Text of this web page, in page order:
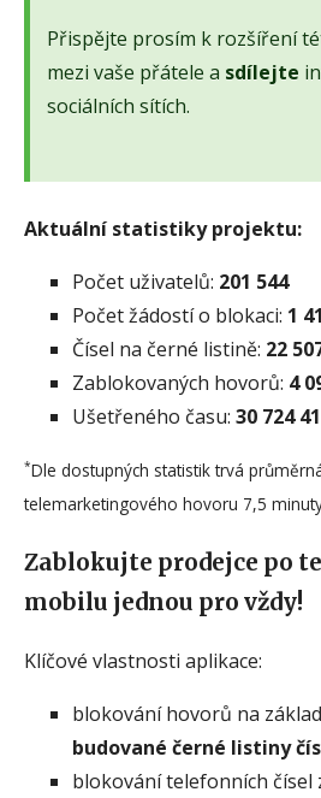
Přispějte prosím k rozšíření
mezi vaše přátele a sdílejte
sociálních sítích.
Aktuální statistiky projektu:
Počet uživatelů: 201 544
Počet žádostí o blokaci: 1
Čísel na černé listině: 22
Zablokovaných hovorů: 4
Ušetřeného času: 30 724
*Dle dostupných statistik trvá
telemarketingového hovoru 7,5
Zablokujte prodejce po
mobilu jednou pro vždy!
Klíčové vlastnosti aplikace:
blokování hovorů na
budované černé listiny
blokování telefonních čísel